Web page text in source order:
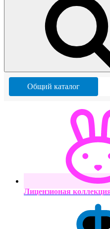
Общий каталог
Лицензионая